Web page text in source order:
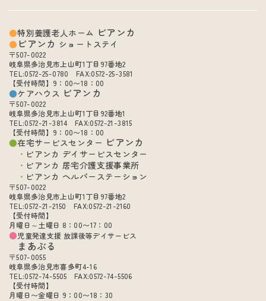
特別養護老人ホーム ビアンカ
ビアンカ ショートステイ
〒507-0022
岐阜県多治見市上山町1丁目97番地2
TEL:0572-25-0780 FAX:0572-25-3581
【受付時間】9：00〜18：00
ケアハウス ビアンカ
〒507-0022
岐阜県多治見市上山町1丁目92番地1
TEL:0572-21-3814 FAX:0572-21-3815
【受付時間】9：00〜18：00
在宅サービスセンター ビアンカ
ビアンカ デイサービスセンター
ビアンカ 居宅介護支援事業所
ビアンカ ヘルパーステーション
〒507-0022
岐阜県多治見市上山町1丁目97番地2
TEL:0572-21-2150 FAX:0572-21-2160
【受付時間】
月曜日～土曜日 8：00〜17：00
児童発達支援 放課後等デイサービス
まあぶる
〒507-0055
岐阜県多治見市喜多町4-16
TEL:0572-74-5505 FAX:0572-74-5506
【受付時間】
月曜日〜金曜日 9：00〜18：30